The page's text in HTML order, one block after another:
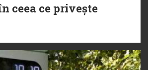
ceea ce privește